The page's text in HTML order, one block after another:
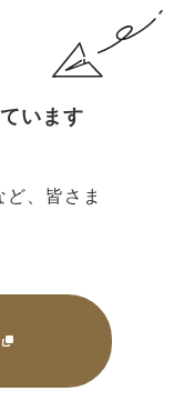
います
、皆さま